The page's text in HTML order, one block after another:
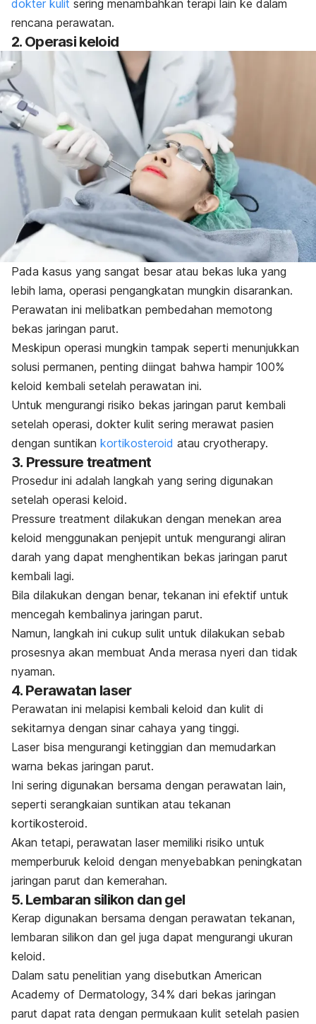
dokter kulit sering menambahkan terapi lain ke dalam
rencana perawatan.
2. Operasi keloid
Pada kasus yang sangat besar atau bekas luka yang
lebih lama, operasi pengangkatan mungkin disarankan.
Perawatan ini melibatkan pembedahan memotong
bekas jaringan parut.
Meskipun operasi mungkin tampak seperti menunjukkan
solusi permanen, penting diingat bahwa hampir 100%
keloid kembali setelah perawatan ini.
Untuk mengurangi risiko bekas jaringan parut kembali
setelah operasi, dokter kulit sering merawat pasien
dengan suntikan kortikosteroid atau cryotherapy.
3. Pressure treatment
Prosedur ini adalah langkah yang sering digunakan
setelah operasi keloid.
Pressure treatment dilakukan dengan menekan area
keloid menggunakan penjepit untuk mengurangi aliran
darah yang dapat menghentikan bekas jaringan parut
kembali lagi.
Bila dilakukan dengan benar, tekanan ini efektif untuk
mencegah kembalinya jaringan parut.
Namun, langkah ini cukup sulit untuk dilakukan sebab
prosesnya akan membuat Anda merasa nyeri dan tidak
nyaman.
4. Perawatan laser
Perawatan ini melapisi kembali keloid dan kulit di
sekitarnya dengan sinar cahaya yang tinggi.
Laser bisa mengurangi ketinggian dan memudarkan
warna bekas jaringan parut.
Ini sering digunakan bersama dengan perawatan lain,
seperti serangkaian suntikan atau tekanan
kortikosteroid.
Akan tetapi, perawatan laser memiliki risiko untuk
memperburuk keloid dengan menyebabkan peningkatan
jaringan parut dan kemerahan.
5. Lembaran silikon dan gel
Kerap digunakan bersama dengan perawatan tekanan,
lembaran silikon dan gel juga dapat mengurangi ukuran
keloid.
Dalam satu penelitian yang disebutkan American
Academy of Dermatology, 34% dari bekas jaringan
parut dapat rata dengan permukaan kulit setelah pasien